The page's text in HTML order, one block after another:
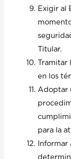
Exigir al
Titular.
en los
Adoptar
para la